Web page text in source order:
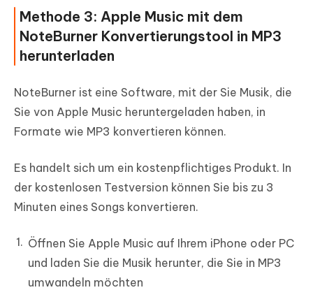
Methode 3: Apple Music mit dem
NoteBurner Konvertierungstool in MP3
herunterladen
NoteBurner ist eine Software, mit der Sie Musik, die
Sie von Apple Music heruntergeladen haben, in
Formate wie MP3 konvertieren können.
Es handelt sich um ein kostenpflichtiges Produkt. In
der kostenlosen Testversion können Sie bis zu 3
Minuten eines Songs konvertieren.
Öffnen Sie Apple Music auf Ihrem iPhone oder PC
und laden Sie die Musik herunter, die Sie in MP3
umwandeln möchten